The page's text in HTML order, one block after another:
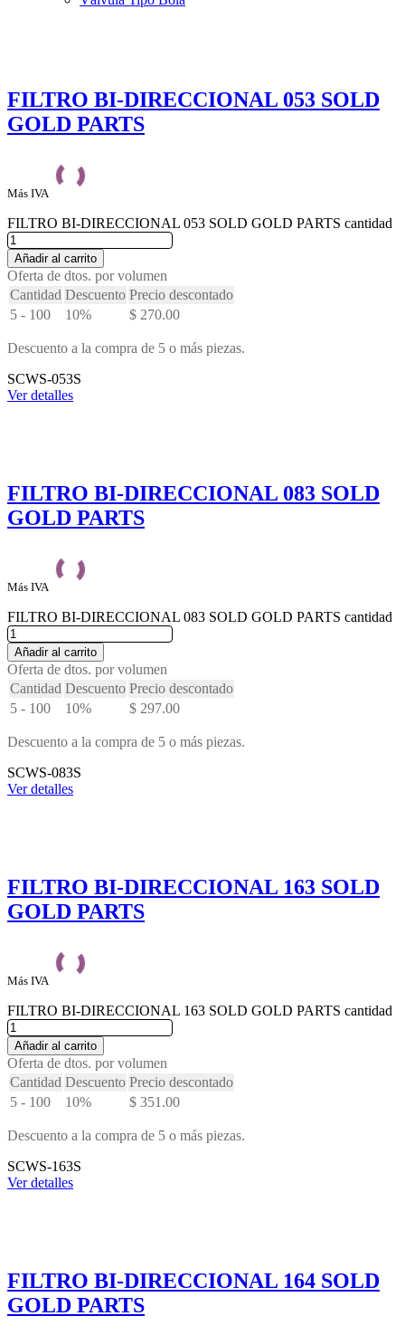
FILTRO BI-DIRECCIONAL 053 SOLD
GOLD PARTS
Más IVA
FILTRO BI-DIRECCIONAL 053 SOLD GOLD PARTS cantidad
Añadir al carrito
Oferta de dtos. por volumen
Cantidad Descuento Precio descontado
5 - 100
10% $ 270.00
Descuento a la compra de 5 o más piezas.
SCWS-053S
Ver detalles
FILTRO BI-DIRECCIONAL 083 SOLD
GOLD PARTS
Más IVA
FILTRO BI-DIRECCIONAL 083 SOLD GOLD PARTS cantidad
Añadir al carrito
Oferta de dtos. por volumen
Cantidad Descuento Precio descontado
5 - 100
10% $ 297.00
Descuento a la compra de 5 o más piezas.
SCWS-083S
Ver detalles
FILTRO BI-DIRECCIONAL 163 SOLD
GOLD PARTS
Más IVA
FILTRO BI-DIRECCIONAL 163 SOLD GOLD PARTS cantidad
Añadir al carrito
Oferta de dtos. por volumen
Cantidad Descuento Precio descontado
5 - 100
10% $ 351.00
Descuento a la compra de 5 o más piezas.
SCWS-163S
Ver detalles
FILTRO BI-DIRECCIONAL 164 SOLD
GOLD PARTS